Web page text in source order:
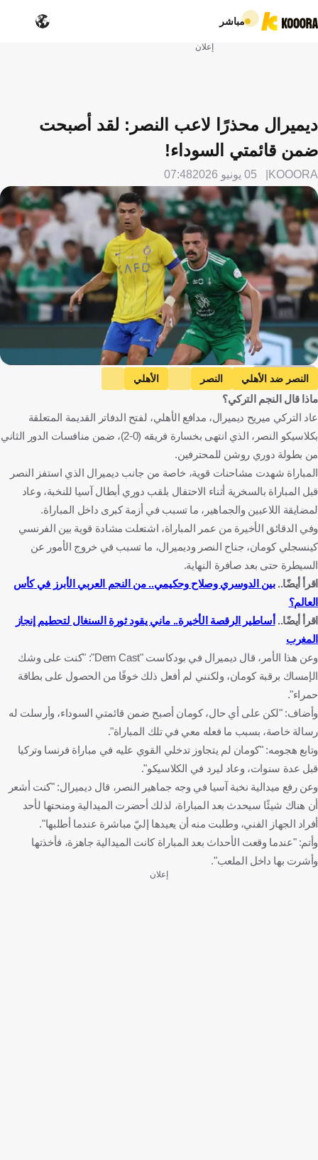
مباشر
إعلان
ديميرال محذرًا لاعب النصر: لقد أصبحت
ضمن قائمتي السوداء!
KOOORA 05 يونيو 2026 07:48
Getty Images
النصر ضد الأهلي النصر
الأهلي
دوري روشن السعودي
المملكة العربية السعودية
تركيا فرنسا كرة قدم
ماذا قال النجم التركي؟
عاد التركي ميريح ديميرال، مدافع الأهلي، لفتح الدفاتر القديمة المتعلقة
بكلاسيكو النصر، الذي انتهى بخسارة فريقه (0-2)، ضمن منافسات الدور الثاني
من بطولة دوري روشن للمحترفين.
المباراة شهدت مشاحنات قوية، خاصة من جانب ديميرال الذي استفز النصر
قبل المباراة بالسخرية أثناء الاحتفال بلقب دوري أبطال آسيا للنخبة، وعاد
لمضايقة اللاعبين والجماهير، ما تسبب في أزمة كبرى داخل المباراة.
وفي الدقائق الأخيرة من عمر المباراة، اشتعلت مشادة قوية بين الفرنسي
كينسجلي كومان، جناح النصر وديميرال، ما تسبب في خروج الأمور عن
السيطرة حتى بعد صافرة النهاية.
اقرأ أيضًا..بين الدوسري وصلاح وحكيمي.. من النجم العربي الأبرز في كأس
العالم؟
اقرأ أيضًا.. أساطير الرقصة الأخيرة.. ماني يقود ثورة السنغال لتحطيم إنجاز
المغرب
وعن هذا الأمر، قال ديميرال في بودكاست "Dem Cast": "كنت على وشك
الإمساك برقبة كومان، ولكنني لم أفعل ذلك خوفًا من الحصول على بطاقة
حمراء".
وأضاف: "لكن على أي حال، كومان أصبح ضمن قائمتي السوداء، وأرسلت له
رسالة خاصة، بسبب ما فعله معي في تلك المباراة".
وتابع هجومه: "كومان لم يتجاوز تدخلي القوي عليه في مباراة فرنسا وتركيا
قبل عدة سنوات، وعاد ليرد في الكلاسيكو".
وعن رفع ميدالية نخبة آسيا في وجه جماهير النصر، قال ديميرال: "كنت أشعر
أن هناك شيئًا سيحدث بعد المباراة، لذلك أحضرت الميدالية ومنحتها لأحد
أفراد الجهاز الفني، وطلبت منه أن يعيدها إليّ مباشرة عندما أطلبها".
وأتم: "عندما وقعت الأحداث بعد المباراة كانت الميدالية جاهزة، فأخذتها
وأشرت بها داخل الملعب".
إعلان